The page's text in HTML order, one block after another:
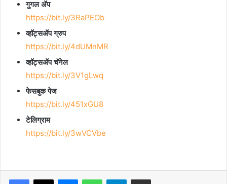
गुगल ॲप
https://bit.ly/3RaPEOb
व्हॉट्सॲप ग्रुप
https://bit.ly/4dUMnMR
व्हॉट्सॲप चॅनेल
https://bit.ly/3V1gLwq
फेसबुक पेज
https://bit.ly/451xGU8
टेलिग्राम
https://bit.ly/3wVCVbe
Facebook
X MessengerWhatsAppTelegramShare via Email